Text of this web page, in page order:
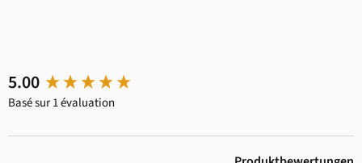
5.00
Basé sur 1 évaluation
New content loaded